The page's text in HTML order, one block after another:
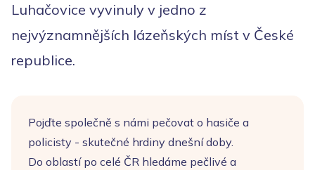
Luhačovice vyvinuly v jedno z
nejvýznamnějších lázeňských míst v České
republice.
Pojďte společně s námi pečovat o hasiče a
policisty - skutečné hrdiny dnešní doby.
Do oblastí po celé ČR hledáme pečlivé a